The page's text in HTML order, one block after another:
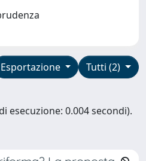
Tutti (2)
Esportazione
esecuzione: 0.004 secondi).